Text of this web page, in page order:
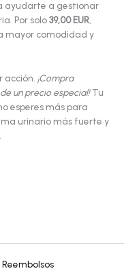
ayudarte a gestionar
Por solo39,00 EUR,
mayor comodidad y
¡Compra
un precio especial!Tu
esperes más para
urinario más fuerte y